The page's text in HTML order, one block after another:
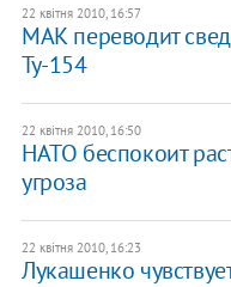
22 квітня 2010, 16:57
МАК переводит
Ту-154
22 квітня 2010, 16:50
НАТО беспокоит
угроза
22 квітня 2010, 16:23
Лукашенко